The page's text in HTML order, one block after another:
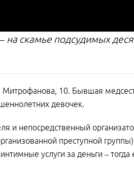
на скамье подсудимых
Митрофанова, 10. Бывшая
девочек.
и непосредственный
преступной
услуги за деньги – тогда